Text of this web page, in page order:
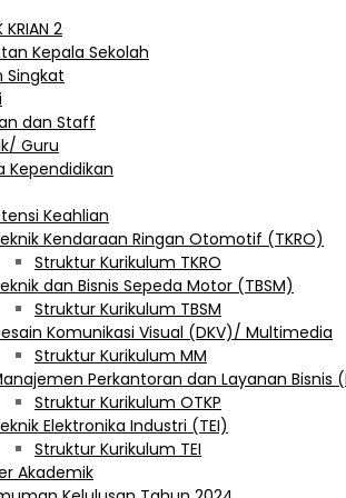
2
Kepala Sekolah
Singkat
dan Staff
Guru
Kependidikan
Keahlian
Kendaraan Ringan Otomotif (TKRO)
Struktur Kurikulum TKRO
dan Bisnis Sepeda Motor (TBSM)
Struktur Kurikulum TBSM
Komunikasi Visual (DKV)/ Multimedia
Struktur Kurikulum MM
Perkantoran dan Layanan Bisnis
Struktur Kurikulum OTKP
Elektronika Industri (TEI)
Struktur Kurikulum TEI
Akademik